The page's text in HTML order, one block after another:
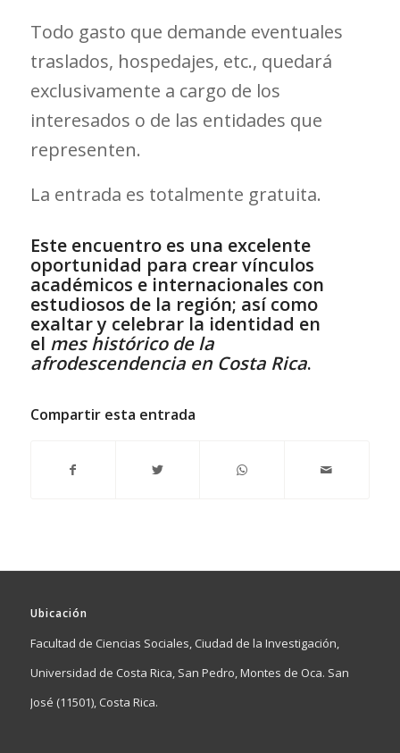
Todo gasto que demande eventuales
traslados, hospedajes, etc., quedará
exclusivamente a cargo de los
interesados o de las entidades que
representen.
La entrada es totalmente gratuita.
Este encuentro es una excelente
oportunidad para crear vínculos
académicos e internacionales con
estudiosos de la región; así como
exaltar y celebrar la identidad en
el mes histórico de la
afrodescendencia en Costa Rica.
Compartir esta entrada
Ubicación
Facultad de Ciencias Sociales, Ciudad de la Investigación,
Universidad de Costa Rica, San Pedro, Montes de Oca. San
José (11501), Costa Rica.